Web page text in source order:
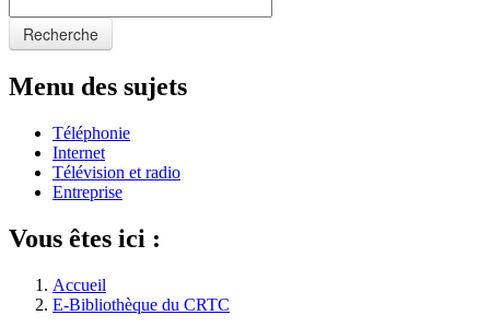
Recherche
Menu des sujets
Téléphonie
Internet
Télévision et radio
Entreprise
Vous êtes ici :
Accueil
E-Bibliothèque du CRTC